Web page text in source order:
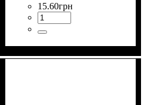
15.60грн